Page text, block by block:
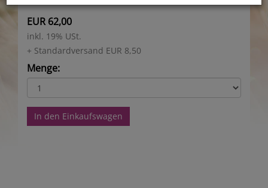
EUR 62,00
inkl. 19% USt.
+ Standardversand EUR 8,50
Menge:
In den Einkaufswagen